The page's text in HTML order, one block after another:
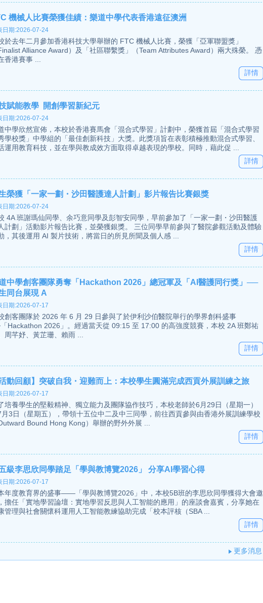
機械人比賽榮獲佳績：樂道中學代表香港遠征澳洲
日期:2026-07-24
於去年二月參加香港科技大學舉辦的 FTC 機械人比賽，榮獲「亞軍聯盟獎」
Finalist Alliance Award）及「社區聯繫獎」（Team Attributes Award）兩大殊榮。 憑
香港賽事 ...
詳情
賦能教學 開創學習新紀元
日期:2026-07-24
中學欣然宣佈，本校於香港賽馬會「混合式學習」計劃中，榮獲首屆「混合式學習
學校獎」中學組的「最佳創新科技」大獎。此獎項旨在表彰積極推動混合式學習、
運用教育科技，並在學與教成效方面取得卓越表現的學校。同時，藉此促 ...
詳情
榮獲「一家一劃・沙田醫護達人計劃」影片報告比賽銀獎
日期:2026-07-24
4A 班謝瑪仙同學、余巧意同學及彭智安同學，早前參加了「一家一劃・沙田醫護
計劃」活動影片報告比賽，並榮獲銀獎。 三位同學早前參與了醫院參觀活動及體驗
，其後運用 AI 製片技術，將當日的所見所聞及個人感 ...
詳情
中學創客團隊勇奪「Hackathon 2026」總冠軍及「AI醫護同行獎」──
同台展現 A
日期:2026-07-17
創客團隊於 2026 年 6 月 29 日參與了於伊利沙伯醫院舉行的學界創科盛事
Hackathon 2026」。經過當天從 09:15 至 17:00 的高強度競賽，本校 2A 班鄭祐
周芊妤、黃芷珊、賴雨 ...
詳情
活動回顧】突破自我・迎難而上：本校學生圓滿完成西貢外展訓練之旅
日期:2026-07-17
培養學生的堅毅精神、獨立能力及團隊協作技巧，本校老師於6月29日（星期一）
月3日（星期五），帶領十五位中二及中三同學，前往西貢參與由香港外展訓練學校
Bound Hong Kong）舉辦的野外外展 ...
詳情
級李思欣同學踏足「學與教博覽2026」 分享AI學習心得
日期:2026-07-17
年度教育界的盛事——「學與教博覽2026」中，本校5B班的李思欣同學獲得大會邀
擔任「實地學習論壇：實地學習反思與人工智能的應用」的座談會嘉賓，分享她在
管理與社會關懷科運用人工智能教練協助完成「校本評核（SBA ...
詳情
更多消息